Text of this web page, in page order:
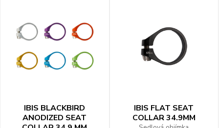
IBIS BLACKBIRD
ANODIZED SEAT
IBIS FLAT SEAT
COLLAR 34.9MM